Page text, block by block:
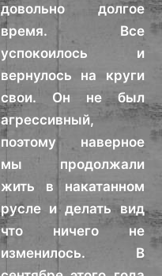
довольно долгое
время. Все
успокоилось и
вернулось на круги
свои. Он не был
агрессивный,
поэтому наверное
мы продолжали
жить в накатанном
русле и делать вид
что ничего не
изменилось. В